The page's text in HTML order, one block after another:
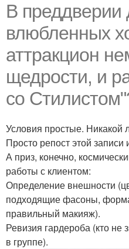
В преддверии
влюбленных
аттракцион
щедрости, и
со
Условия простые. Никакой
Просто репост этой записи
А приз, конечно,
работы с клиентом:
Определение внешности
подходящие фасоны,
правильный макияж).
Ревизия гардероба (кто не
в группе).